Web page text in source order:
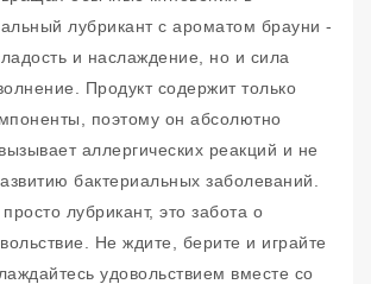
лубрикант с ароматом брауни -
и наслаждение, но и сила
Продукт содержит только
поэтому он абсолютно
аллергических реакций и не
бактериальных заболеваний.
лубрикант, это забота о
Не ждите, берите и играйте
удовольствием вместе со